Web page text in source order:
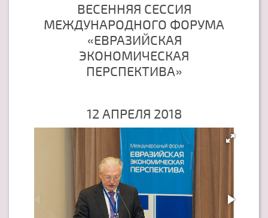
ВЕСЕННЯЯ СЕССИЯ
МЕЖДУНАРОДНОГО ФОРУМА
«ЕВРАЗИЙСКАЯ
ЭКОНОМИЧЕСКАЯ
ПЕРСПЕКТИВА»
12 АПРЕЛЯ 2018